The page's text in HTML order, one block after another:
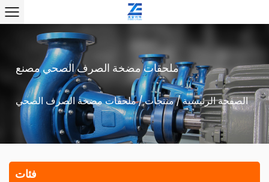
ملحقات مضخة الصرف الصحي مصنع
الصفحة الرئيسية/منتجات/ملحقات مضخة الصرف الصحي
فئات